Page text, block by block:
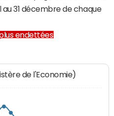
31 décembre de chaque
endettées
de l'Economie)